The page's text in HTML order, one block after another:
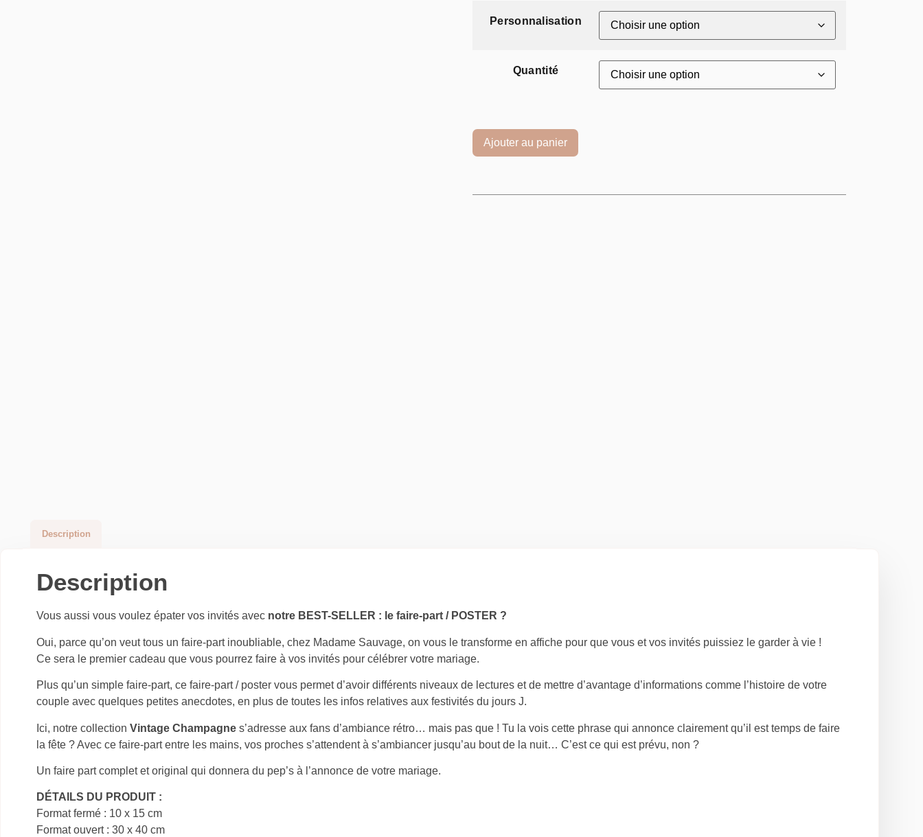
Personnalisation
Quantité
Ajouter au panier
Description
Description
Vous aussi vous voulez épater vos invités avec notre BEST-SELLER : le faire-part / POSTER ?
Oui, parce qu’on veut tous un faire-part inoubliable, chez Madame Sauvage, on vous le transforme en affiche pour que vous et vos invités puissiez le garder à vie !
Ce sera le premier cadeau que vous pourrez faire à vos invités pour célébrer votre mariage.
Plus qu’un simple faire-part, ce faire-part / poster vous permet d’avoir différents niveaux de lectures et de mettre d’avantage d’informations comme l’histoire de votre
couple avec quelques petites anecdotes, en plus de toutes les infos relatives aux festivités du jours J.
Ici, notre collection Vintage Champagne s’adresse aux fans d’ambiance rétro… mais pas que ! Tu la vois cette phrase qui annonce clairement qu’il est temps de faire
la fête ? Avec ce faire-part entre les mains, vos proches s’attendent à s’ambiancer jusqu’au bout de la nuit… C’est ce qui est prévu, non ?
Un faire part complet et original qui donnera du pep’s à l’annonce de votre mariage.
DÉTAILS DU PRODUIT :
Format fermé : 10 x 15 cm
Format ouvert : 30 x 40 cm